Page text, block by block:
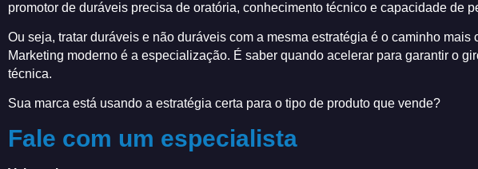
promotor de duráveis precisa de oratória, conhecimento técnico e capacidade de
Ou seja, tratar duráveis e não duráveis com a mesma estratégia é o caminho
Marketing moderno é a especialização. É saber quando acelerar para garantir o
técnica.
Sua marca está usando a estratégia certa para o tipo de produto que vende?
Fale com um especialista